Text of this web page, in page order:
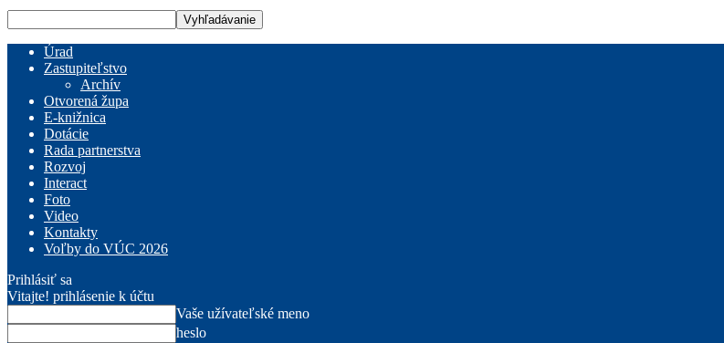
Úrad
Zastupiteľstvo
Archív
Otvorená župa
E-knižnica
Dotácie
Rada partnerstva
Rozvoj
Interact
Foto
Video
Kontakty
Voľby do VÚC 2026
Prihlásiť sa
Vitajte! prihlásenie k účtu
Vaše užívateľské meno
heslo